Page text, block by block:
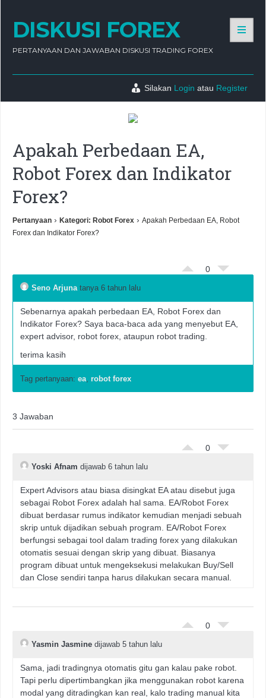
DISKUSI FOREX
PERTANYAAN DAN JAWABAN DISKUSI TRADING FOREX
Silakan Login atau Register
Apakah Perbedaan EA,
Robot Forex dan Indikator
Forex?
Pertanyaan › Kategori: Robot Forex › Apakah Perbedaan EA, Robot
Forex dan Indikator Forex?
0
Seno Arjunatanya 6 tahun lalu
Sebenarnya apakah perbedaan EA, Robot Forex dan
Indikator Forex? Saya baca-baca ada yang menyebut EA,
expert advisor, robot forex, ataupun robot trading.
terima kasih
Tag pertanyaan: ea, robot forex
3 Jawaban
0
Yoski Afnam dijawab 6 tahun lalu
Expert Advisors atau biasa disingkat EA atau disebut juga
sebagai Robot Forex adalah hal sama. EA/Robot Forex
dibuat berdasar rumus indikator kemudian menjadi sebuah
skrip untuk dijadikan sebuah program. EA/Robot Forex
berfungsi sebagai tool dalam trading forex yang dilakukan
otomatis sesuai dengan skrip yang dibuat. Biasanya
program dibuat untuk mengeksekusi melakukan Buy/Sell
dan Close sendiri tanpa harus dilakukan secara manual.
0
Yasmin Jasmine dijawab 5 tahun lalu
Sama, jadi tradingnya otomatis gitu gan kalau pake robot.
Tapi perlu dipertimbangkan jika menggunakan robot karena
modal yang ditradingkan kan real, kalo trading manual kita